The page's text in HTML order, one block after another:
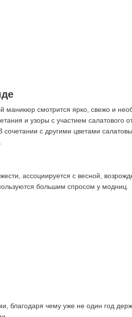
маникюр смотрится ярко, свежо и
и узоры с участием салатового
с другими цветами
ассоциируется с весной,
большим спросом у модниц.
благодаря чему уже не один год